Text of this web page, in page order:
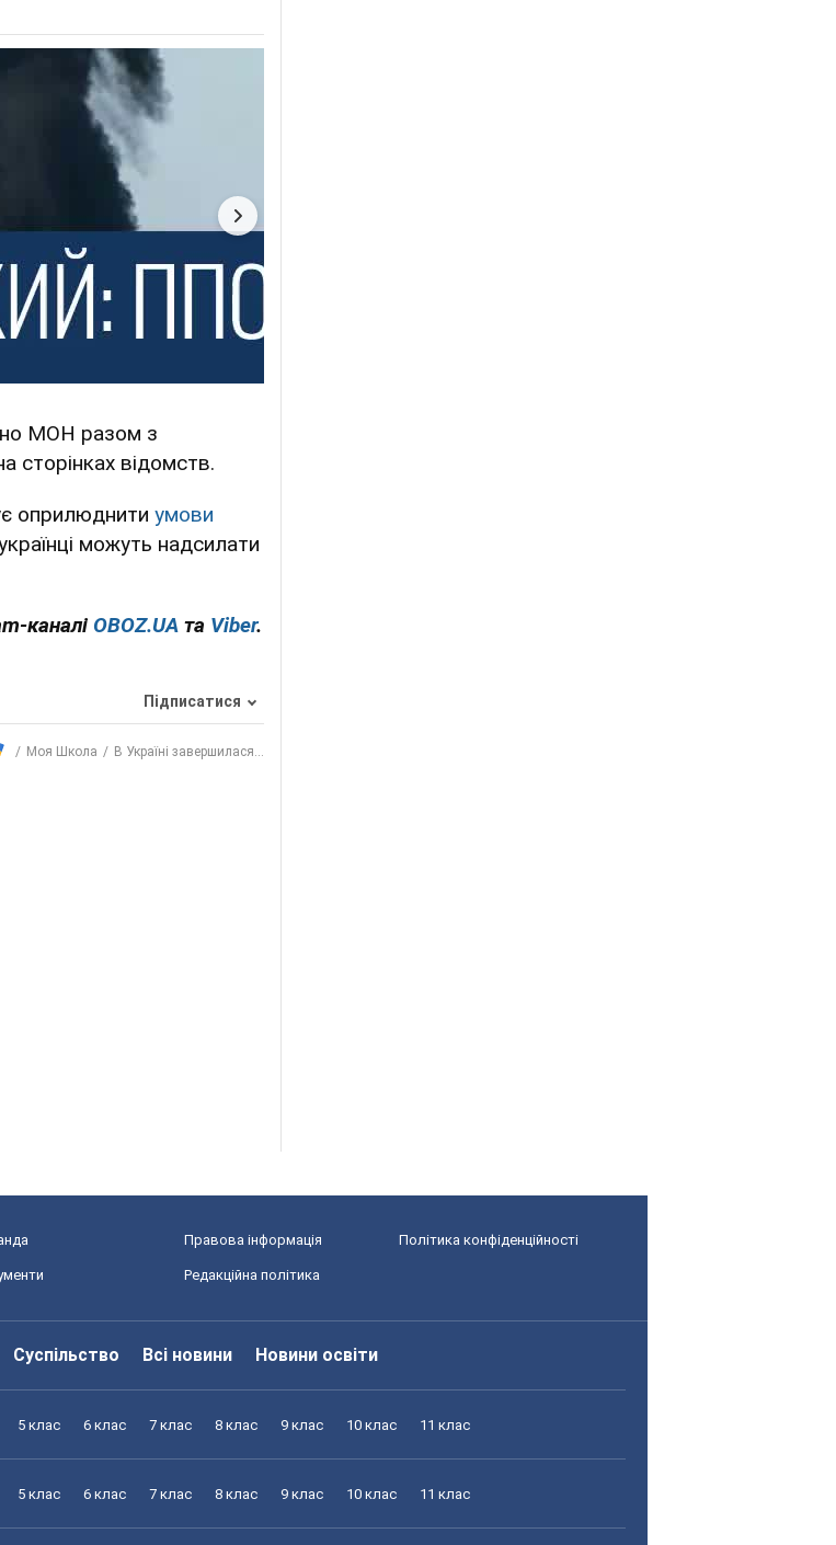
МОН разом з
відомств.
оприлюднити умови
можуть надсилати
каналі OBOZ.UA та Viber.
Підписатися
Моя Школа В Україні завершилася...
Правова інформація Політика конфіденційності
Редакційна політика
Суспільство Всі новини Новини освіти
5 клас 6 клас 7 клас 8 клас 9 клас 10 клас 11 клас
5 клас 6 клас 7 клас 8 клас 9 клас 10 клас 11 клас